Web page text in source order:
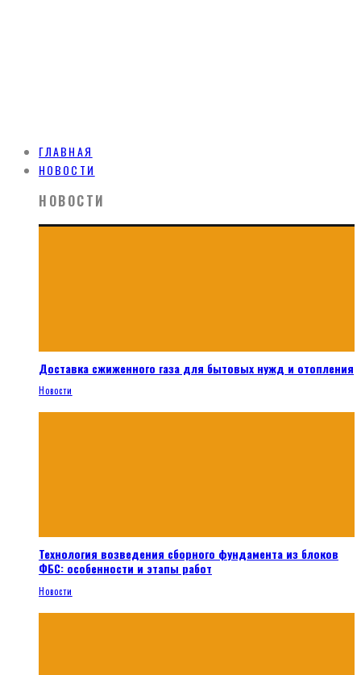
ГЛАВНАЯ
НОВОСТИ
НОВОСТИ
Доставка сжиженного газа для бытовых нужд и отопления
Новости
Технология возведения сборного фундамента из блоков
ФБС: особенности и этапы работ
Новости